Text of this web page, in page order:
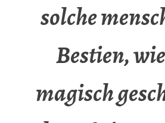
solche
Bestien,
magisch